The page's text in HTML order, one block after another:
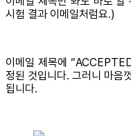
시험 결과 이메일처럼요.)
이메일 제목에
정된 것입니다. 그러니 마음
됩니다.